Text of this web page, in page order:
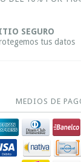
SEGURO
tus datos
MEDIOS DE